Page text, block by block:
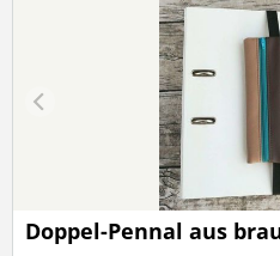
Doppel-Pennal aus